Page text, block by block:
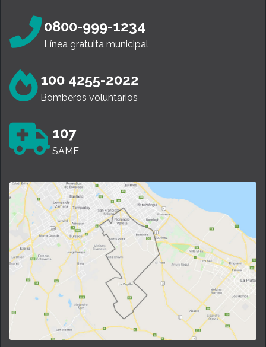
0800-999-1234
Línea gratuita municipal
100 4255-2022
Bomberos voluntarios
107
SAME